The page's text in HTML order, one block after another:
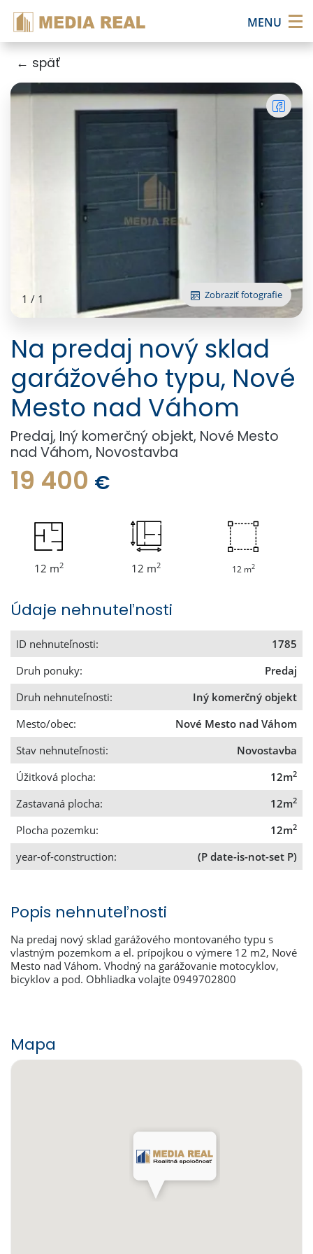
MENU×
← späť
Zobraziť fotografie
1 / 1
Na predaj nový sklad
garážového typu, Nové
Mesto nad Váhom
Predaj, Iný komerčný objekt, Nové Mesto
nad Váhom, Novostavba
19 400 €
12 m2 12 m2 12 m2
Údaje nehnuteľnosti
ID nehnuteľnosti:
1785
Druh ponuky:
Predaj
Druh nehnuteľnosti:
Iný komerčný objekt
Mesto/obec:
Nové Mesto nad Váhom
Stav nehnuteľnosti:
Novostavba
Úžitková plocha:
12m2
Zastavaná plocha: 12m2
Plocha pozemku: 12m2
year-of-construction: (P date-is-not-set P)
Popis nehnuteľnosti
Na predaj nový sklad garážového montovaného typu s
vlastným pozemkom a el. prípojkou o výmere 12 m2, Nové
Mesto nad Váhom. Vhodný na garážovanie motocyklov,
bicyklov a pod. Obhliadka volajte 0949702800
Mapa